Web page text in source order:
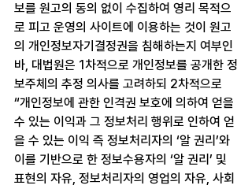
보를 원고의 동의 없이 수집하여 영리 목적으
로 피고 운영의 사이트에 이용하는 것이 원고
의 개인정보자기결정권을 침해하는지 여부인
바, 대법원은 1차적으로 개인정보를 공개한 정
보주체의 추정 의사를 고려하되 2차적으로
“개인정보에 관한 인격권 보호에 의하여 얻을
수 있는 이익과 그 정보처리 행위로 인하여 얻
을 수 있는 이익 즉 정보처리자의 ‘알 권리’와
이를 기반으로 한 정보수용자의 ‘알 권리’ 및
표현의 자유, 정보처리자의 영업의 자유, 사회